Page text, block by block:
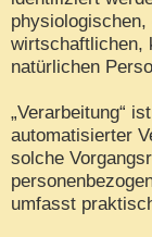
wirtschaftlichen,
natürlichen
„Verarbeitung“
automatisierter
solche
umfasst